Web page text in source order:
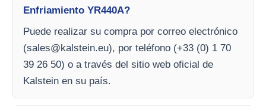
Enfriamiento YR440A?
Puede realizar su compra por correo electrónico
(sales@kalstein.eu), por teléfono (+33 (0) 1 70
39 26 50) o a través del sitio web oficial de
Kalstein en su país.